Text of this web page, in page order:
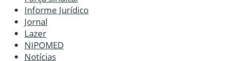
Informe Jurídico
Jornal
Lazer
NIPOMED
Notícias